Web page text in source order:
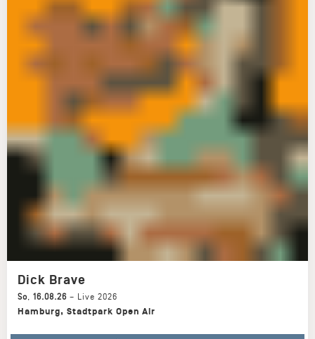
Dick Brave
So, 16.08.26 – Live 2026
Hamburg, Stadtpark Open Air